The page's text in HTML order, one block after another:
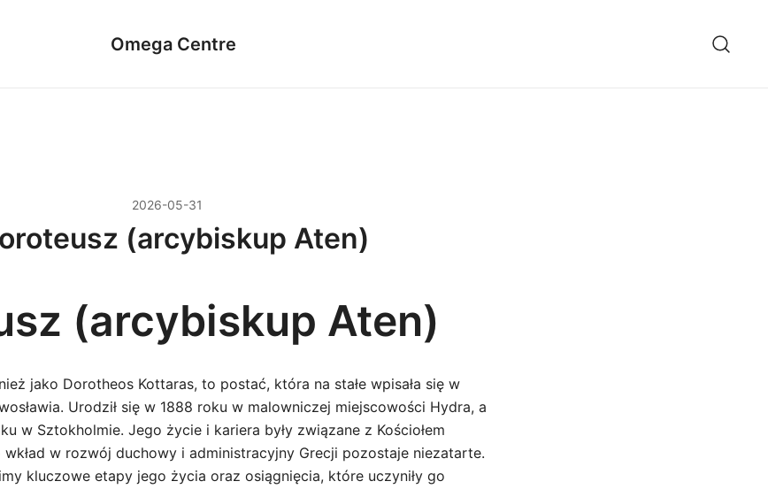
Omega Centre
2026-05-31
(arcybiskup Aten)
(arcybiskup Aten)
jako Dorotheos Kottaras, to postać, która na stałe wpisała się w
Urodził się w 1888 roku w malowniczej miejscowości Hydra, a
w Sztokholmie. Jego życie i kariera były związane z Kościołem
wkład w rozwój duchowy i administracyjny Grecji pozostaje niezatarte.
kluczowe etapy jego życia oraz osiągnięcia, które uczyniły go